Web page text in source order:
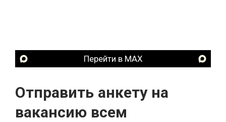
Перейти в MAX
Отправить анкету на
вакансию всем